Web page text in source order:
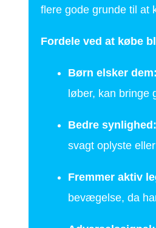
flere gode grunde til at
Fordele ved at købe
Børn elsker dem:
løber, kan
Bedre synlighed:
svagt oplyste
Fremmer aktiv
bevægelse, da